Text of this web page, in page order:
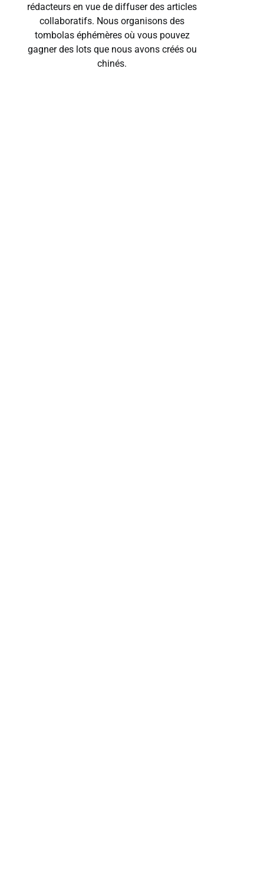
rédacteurs en vue de diffuser des articles
collaboratifs. Nous organisons des
tombolas éphémères où vous pouvez
gagner des lots que nous avons créés ou
chinés.